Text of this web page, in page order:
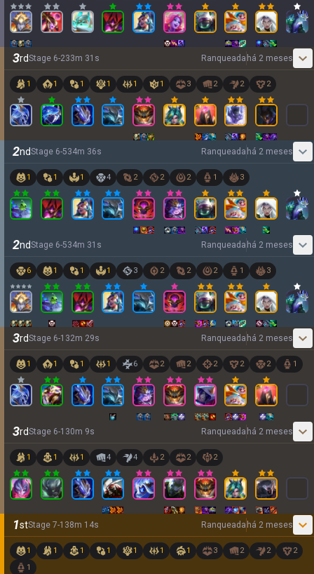
3rdStage 6-233m 31 s Ranqueada há 2 meses
1 1 1 1 1 1 3 2 2 2
2ndStage 6-534m 36s Ranqueada há 2 meses
1 1 1 4 2 2 2 1 3
2ndStage 6-534m 31 s Ranqueada há 2 meses
6 1 1 1 3 2 2 2 1 3
3rdStage 6-1 32m 29s Ranqueada há 2 meses
1 1 1 1 6 2 2 2 2 2 1
3rdStage 6-1 30m 9s Ranqueada há 2 meses
1 1 1 4 4 2 2 2
1stStage 7-1 38m 14s Ranqueada há 2 meses
1 1 1 1 1 1 1 3 2 2
2
1